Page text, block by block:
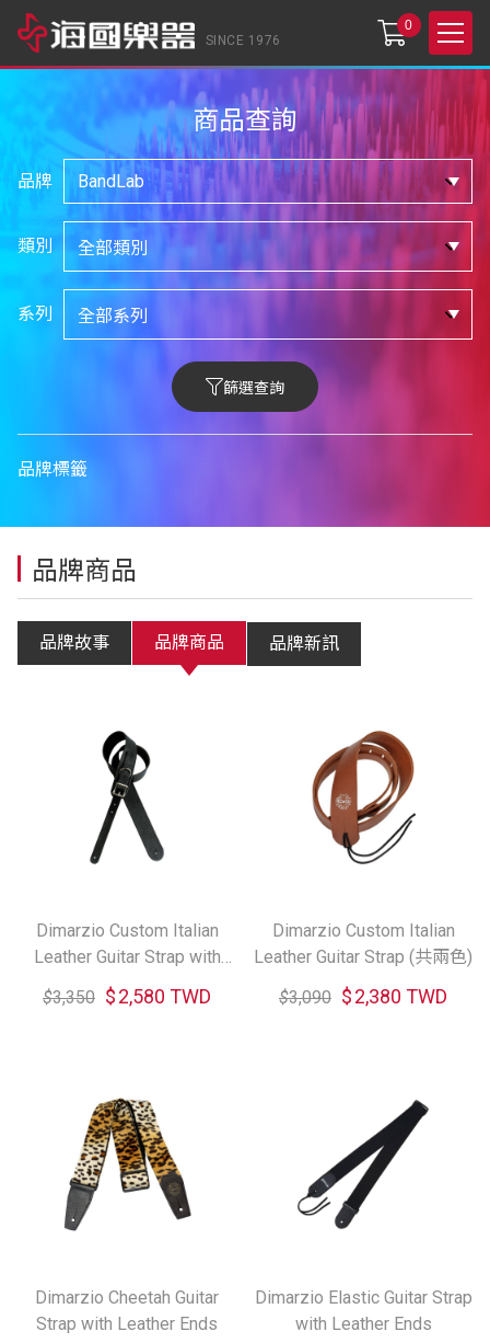
SINCE 1976
0
商品查詢
品牌
類別
系列
篩選查詢
品牌標籤
品牌商品
品牌故事 品牌商品 品牌新訊
Dimarzio Custom Italian
Leather Guitar Strap with
Buckle (共兩色)
$3,350 $2,580 TWD
Dimarzio Custom Italian
Leather Guitar Strap (共兩色)
$3,090 $2,380 TWD
Dimarzio Cheetah Guitar
Strap with Leather Ends
Dimarzio Elastic Guitar Strap
with Leather Ends